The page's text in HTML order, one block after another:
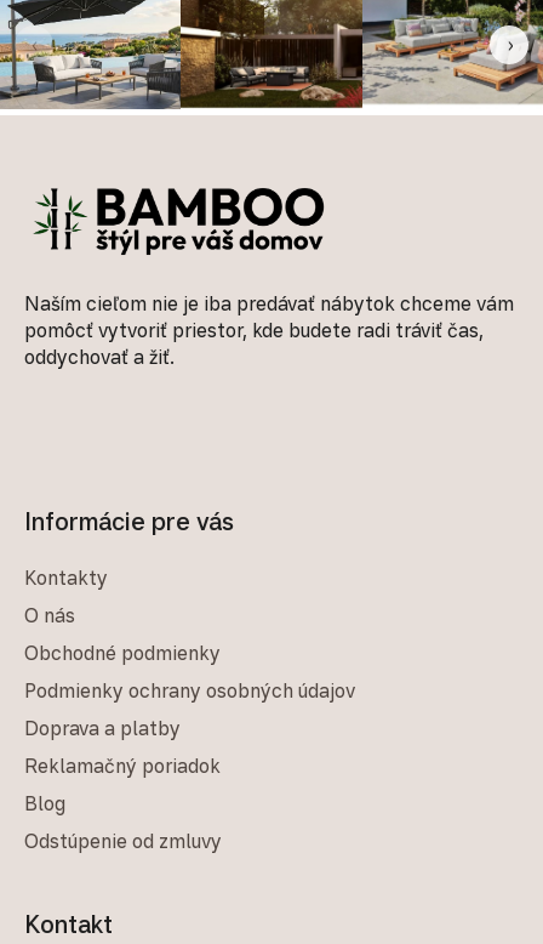
‹ ›
Naším cieľom nie je iba predávať nábytok chceme vám
pomôcť vytvoriť priestor, kde budete radi tráviť čas,
oddychovať a žiť.
Informácie pre vás
Kontakty
O nás
Obchodné podmienky
Podmienky ochrany osobných údajov
Doprava a platby
Reklamačný poriadok
Blog
Odstúpenie od zmluvy
Kontakt